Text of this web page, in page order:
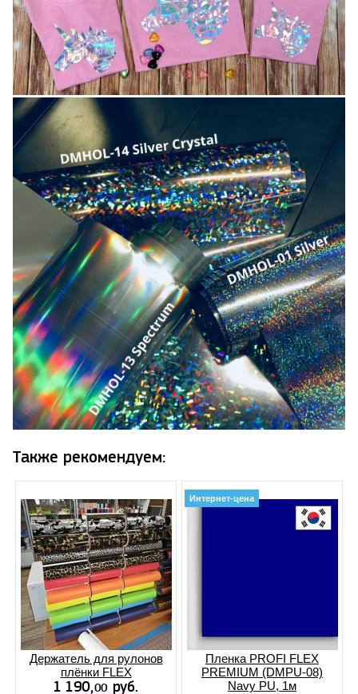
Также рекомендуем:
Держатель для рулонов
плёнки FLEX
Интернет-цена
Пленка PROFI FLEX
PREMIUM (DMPU-08)
Navy PU, 1м